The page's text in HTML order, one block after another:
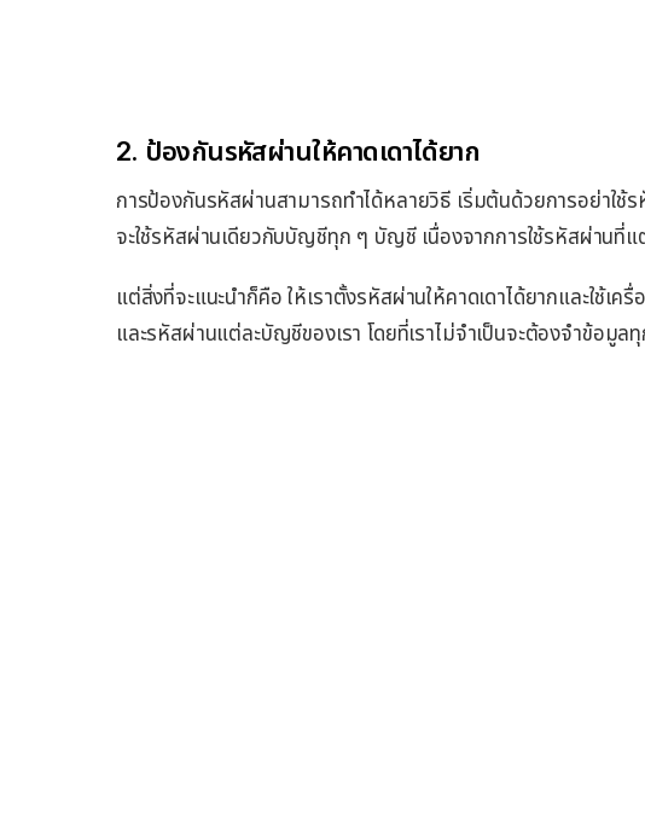
2. ป้องกันรหัสผ่านให้คาดเดาได้ยาก
การป้องกันรหัสผ่านสามารถทำได้หลายวิธี เริ่มต้นด้วยการอย่าใ
จะใช้รหัสผ่านเดียวกับบัญชีทุก ๆ บัญชี เนื่องจากการใช้รหัสผ่านที่แ
แต่สิ่งที่จะแนะนำก็คือ ให้เราตั้งรหัสผ่านให้คาดเดาได้ยากและใช้เ
และรหัสผ่านแต่ละบัญชีของเรา โดยที่เราไม่จำเป็นจะต้องจำข้อมูล